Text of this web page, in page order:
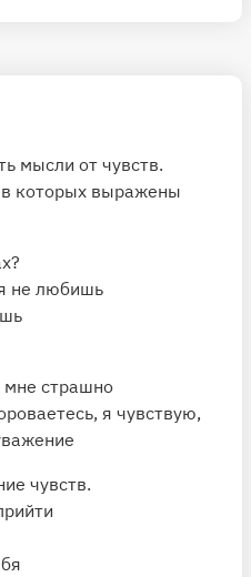
мысли от чувств.
которых выражены
не любишь
мне страшно
я чувствую,
чувств.